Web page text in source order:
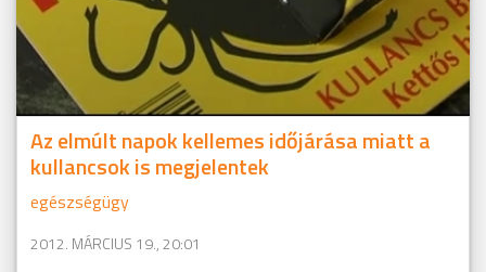
Az elmúlt napok kellemes időjárása miatt a
kullancsok is megjelentek
egészségügy
2012. MÁRCIUS 19., 20:01